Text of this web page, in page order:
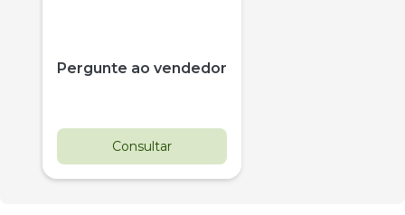
Pergunte ao vendedor
Consultar